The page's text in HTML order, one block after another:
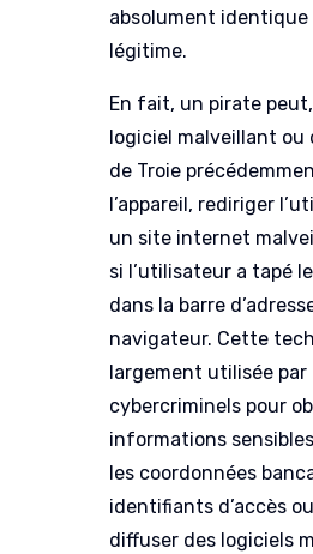
absolument identique
légitime.
En fait, un pirate peut,
logiciel malveillant ou
de Troie
l’appareil, rediriger
un site internet
si l’utilisateur a tapé
dans la barre
navigateur. Cette
largement utilisée par
cybercriminels pour
informations
les coordonnées
identifiants d’accès
diffuser des logiciels